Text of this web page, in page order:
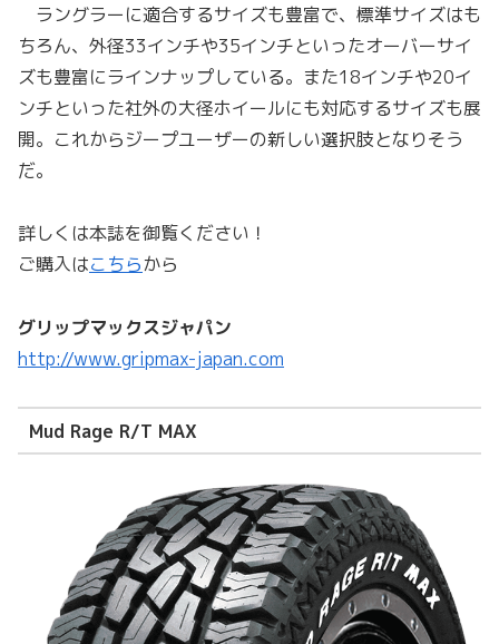
ラングラーに適合するサイズも豊富で、標準サイズはも
ちろん、外径33インチや35インチといったオーバーサイ
ズも豊富にラインナップしている。また18インチや20イ
ンチといった社外の大径ホイールにも対応するサイズも展
開。これからジープユーザーの新しい選択肢となりそう
だ。
詳しくは本誌を御覧ください！
ご購入はこちらから
グリップマックスジャパン
http://www.gripmax-japan.com
Mud Rage R/T MAX